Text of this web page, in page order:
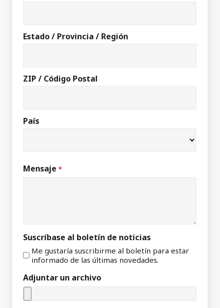
Estado / Provincia / Región
ZIP / Código Postal
País
Mensaje *
Suscríbase al boletín de noticias
Me gustaría suscribirme al boletín para estar
informado de las últimas novedades.
Adjuntar un archivo